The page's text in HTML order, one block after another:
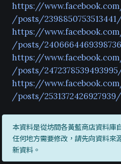
https://
/posts/
https://
/posts/
https://
/posts/
https://
/posts/2531372426927939/
本資料是從坊間各黃藍商店資料庫
任何地方需要修改，請先向資料來
新資料。